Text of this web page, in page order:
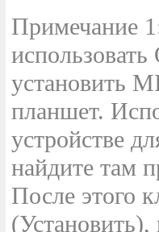
Примечание
установить
планшет.
устройстве
найдите там
После этого